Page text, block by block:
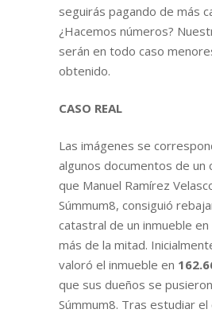
seguirás pagando de más
¿Hacemos números?
serán en todo caso
obtenido.
CASO REAL
Las imágenes se
algunos documentos de un
que Manuel Ramírez
Súmmum8, consiguió
catastral de un inmueble
más de la mitad.
valoró el inmueble en
que sus dueños se
Súmmum8. Tras estudiar el